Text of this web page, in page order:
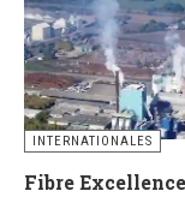
INTERNATIONALES
Fibre